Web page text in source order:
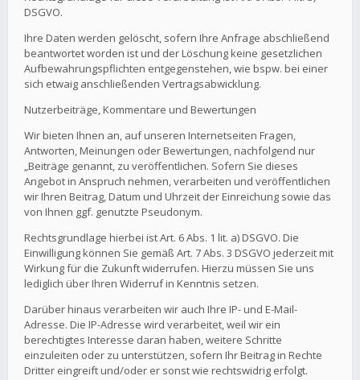
DSGVO.
Ihre Daten werden gelöscht, sofern Ihre Anfrage abschließend
beantwortet worden ist und der Löschung keine gesetzlichen
Aufbewahrungspflichten entgegenstehen, wie bspw. bei einer
sich etwaig anschließenden Vertragsabwicklung.
Nutzerbeiträge, Kommentare und Bewertungen
Wir bieten Ihnen an, auf unseren Internetseiten Fragen,
Antworten, Meinungen oder Bewertungen, nachfolgend nur
„Beiträge genannt, zu veröffentlichen. Sofern Sie dieses
Angebot in Anspruch nehmen, verarbeiten und veröffentlichen
wir Ihren Beitrag, Datum und Uhrzeit der Einreichung sowie das
von Ihnen ggf. genutzte Pseudonym.
Rechtsgrundlage hierbei ist Art. 6 Abs. 1 lit. a) DSGVO. Die
Einwilligung können Sie gemäß Art. 7 Abs. 3 DSGVO jederzeit mit
Wirkung für die Zukunft widerrufen. Hierzu müssen Sie uns
lediglich über Ihren Widerruf in Kenntnis setzen.
Darüber hinaus verarbeiten wir auch Ihre IP- und E-Mail-
Adresse. Die IP-Adresse wird verarbeitet, weil wir ein
berechtigtes Interesse daran haben, weitere Schritte
einzuleiten oder zu unterstützen, sofern Ihr Beitrag in Rechte
Dritter eingreift und/oder er sonst wie rechtswidrig erfolgt.